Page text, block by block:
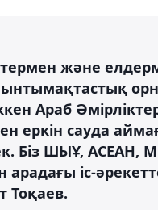
және
Араб
еркін сауда
Біз ШЫҰ, АСЕАН,
іс-
Тоқаев.